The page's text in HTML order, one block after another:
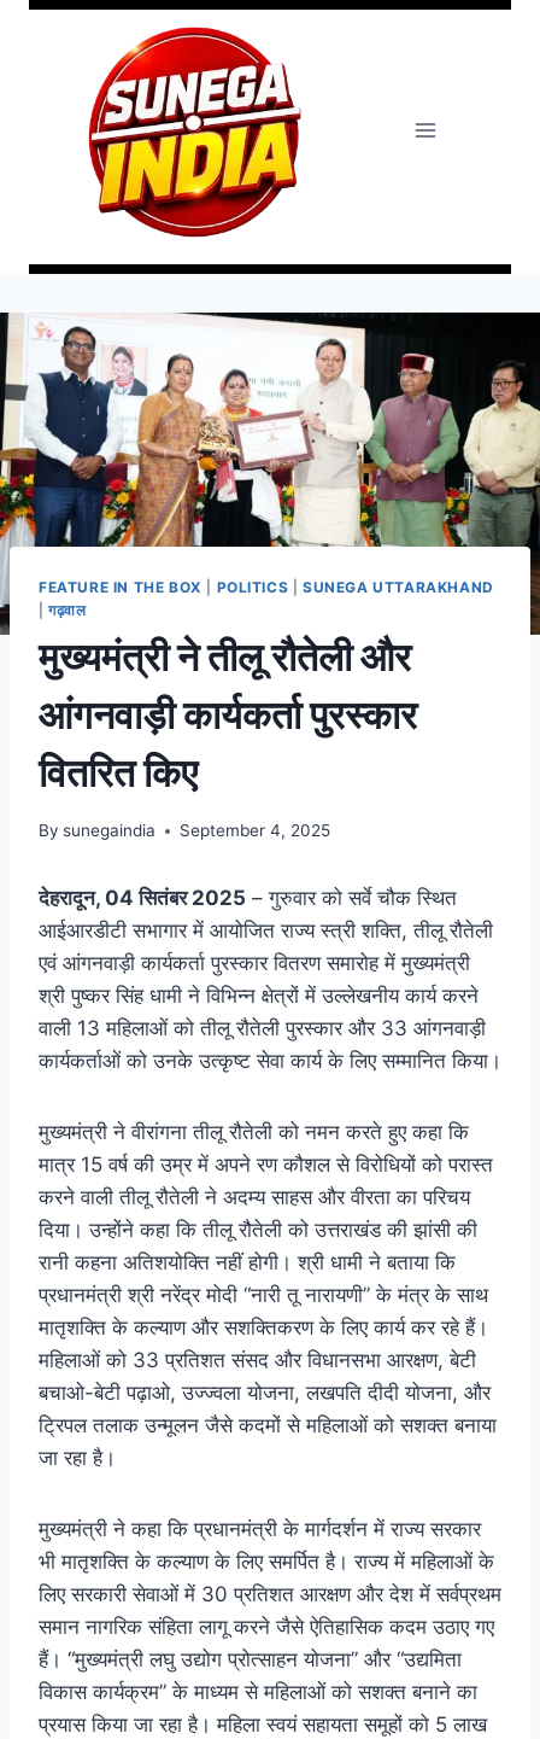
FEATURE IN THE BOX POLITICS |SUNEGA UTTARAKHAND
|गढ़वाल
मुख्यमंत्री ने तीलू रौतेली और
आंगनवाड़ी कार्यकर्ता पुरस्कार
वितरित किए
By sunegaindia September 4, 2025
देहरादून, 04 सितंबर 2025 – गुरुवार को सर्वे चौक स्थित
आईआरडीटी सभागार में आयोजित राज्य स्त्री शक्ति, तीलू रौतेली
एवं आंगनवाड़ी कार्यकर्ता पुरस्कार वितरण समारोह में मुख्यमंत्री
श्री पुष्कर सिंह धामी ने विभिन्न क्षेत्रों में उल्लेखनीय कार्य करने
वाली 13 महिलाओं को तीलू रौतेली पुरस्कार और 33 आंगनवाड़ी
कार्यकर्ताओं को उनके उत्कृष्ट सेवा कार्य के लिए सम्मानित किया।
मुख्यमंत्री ने वीरांगना तीलू रौतेली को नमन करते हुए कहा कि
मात्र 15 वर्ष की उम्र में अपने रण कौशल से विरोधियों को परास्त
करने वाली तीलू रौतेली ने अदम्य साहस और वीरता का परिचय
दिया। उन्होंने कहा कि तीलू रौतेली को उत्तराखंड की झांसी की
रानी कहना अतिशयोक्ति नहीं होगी। श्री धामी ने बताया कि
प्रधानमंत्री श्री नरेंद्र मोदी “नारी तू नारायणी” के मंत्र के साथ
मातृशक्ति के कल्याण और सशक्तिकरण के लिए कार्य कर रहे हैं।
महिलाओं को 33 प्रतिशत संसद और विधानसभा आरक्षण, बेटी
बचाओ-बेटी पढ़ाओ, उज्ज्वला योजना, लखपति दीदी योजना, और
ट्रिपल तलाक उन्मूलन जैसे कदमों से महिलाओं को सशक्त बनाया
जा रहा है।
मुख्यमंत्री ने कहा कि प्रधानमंत्री के मार्गदर्शन में राज्य सरकार
भी मातृशक्ति के कल्याण के लिए समर्पित है। राज्य में महिलाओं के
लिए सरकारी सेवाओं में 30 प्रतिशत आरक्षण और देश में सर्वप्रथम
समान नागरिक संहिता लागू करने जैसे ऐतिहासिक कदम उठाए गए
हैं। “मुख्यमंत्री लघु उद्योग प्रोत्साहन योजना” और “उद्यमिता
विकास कार्यक्रम” के माध्यम से महिलाओं को सशक्त बनाने का
प्रयास किया जा रहा है। महिला स्वयं सहायता समूहों को 5 लाख